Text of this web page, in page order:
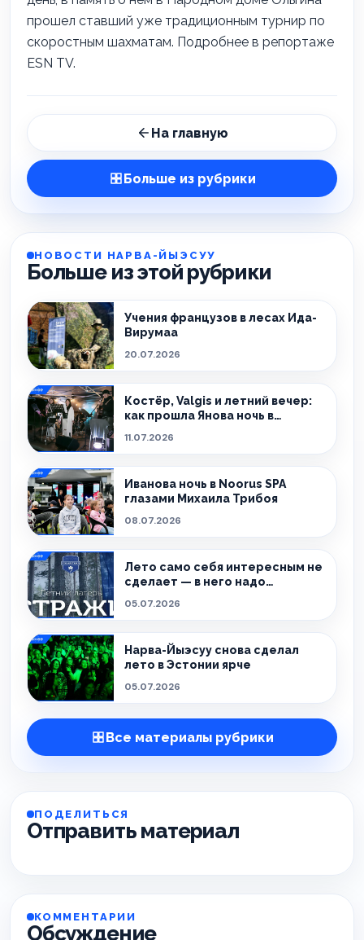
прошел ставший уже традиционным турнир по
скоростным шахматам. Подробнее в репортаже
ESN TV.
На главную
Больше из рубрики
НОВОСТИ НАРВА-ЙЫЭСУУ
Больше из этой рубрики
Учения французов в лесах Ида-
Вирумаа
20.07.2026
Костёр, Valgis и летний вечер:
как прошла Янова ночь в
11.07.2026
Иванова ночь в Noorus SPA
глазами Михаила Трибоя
08.07.2026
Лето само себя интересным не
сделает — в него надо
05.07.2026
Нарва-Йыэсуу снова сделал
лето в Эстонии ярче
05.07.2026
Все материалы рубрики
ПОДЕЛИТЬСЯ
Отправить материал
КОММЕНТАРИИ
Обсуждение